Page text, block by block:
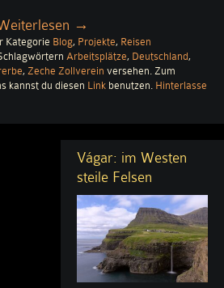
Vágar: im Westen
steile Felsen
„Arbeitsplätze
(4)
–
Zeche
→
Kategorie Blog, Projekte, Reisen
Arbeitsplätze, Deutschland,
, Zeche Zollverein versehen. Zum
kannst du diesen Link benutzen. Hinterlasse